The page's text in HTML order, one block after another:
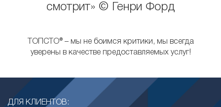
смотрит» © Генри Форд
ТОПСТО® – мы не боимся критики, мы всегда
уверены в качестве предоставляемых услуг!
ДЛЯ КЛИЕНТОВ: